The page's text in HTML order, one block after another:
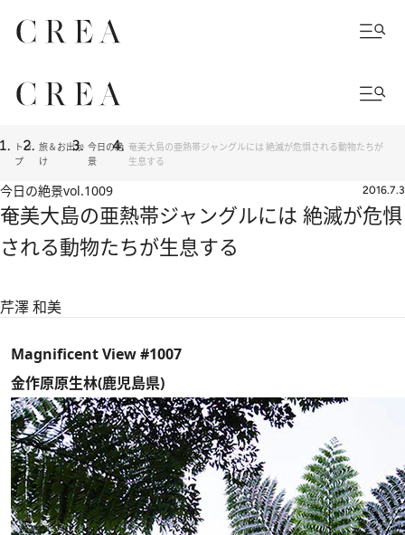
トッ
プ
旅＆お出か
け
今日の絶
景
奄美大島の亜熱帯ジャングルには 絶滅が危惧される動物たちが
生息する
今日の絶景vol.1009 2016.7.3
奄美大島の亜熱帯ジャングルには 絶滅が危惧
される動物たちが生息する
芹澤 和美
Magnificent View #1007
金作原原生林(鹿児島県)